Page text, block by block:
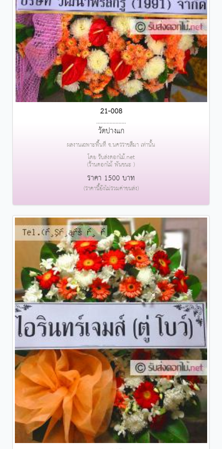
21-008
....................
วัดปางแก
ผลงานเฉพาะพื้นที่ จ.นครราชสีมา เท่านั้น
โดย รับส่งดอกไม้.net
(ร้านดอกไม้ พันชนะ )
ราคา 1500 บาท
(ราคานี้ยังไม่รวมค่าขนส่ง)